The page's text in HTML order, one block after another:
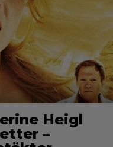
Heigl
–